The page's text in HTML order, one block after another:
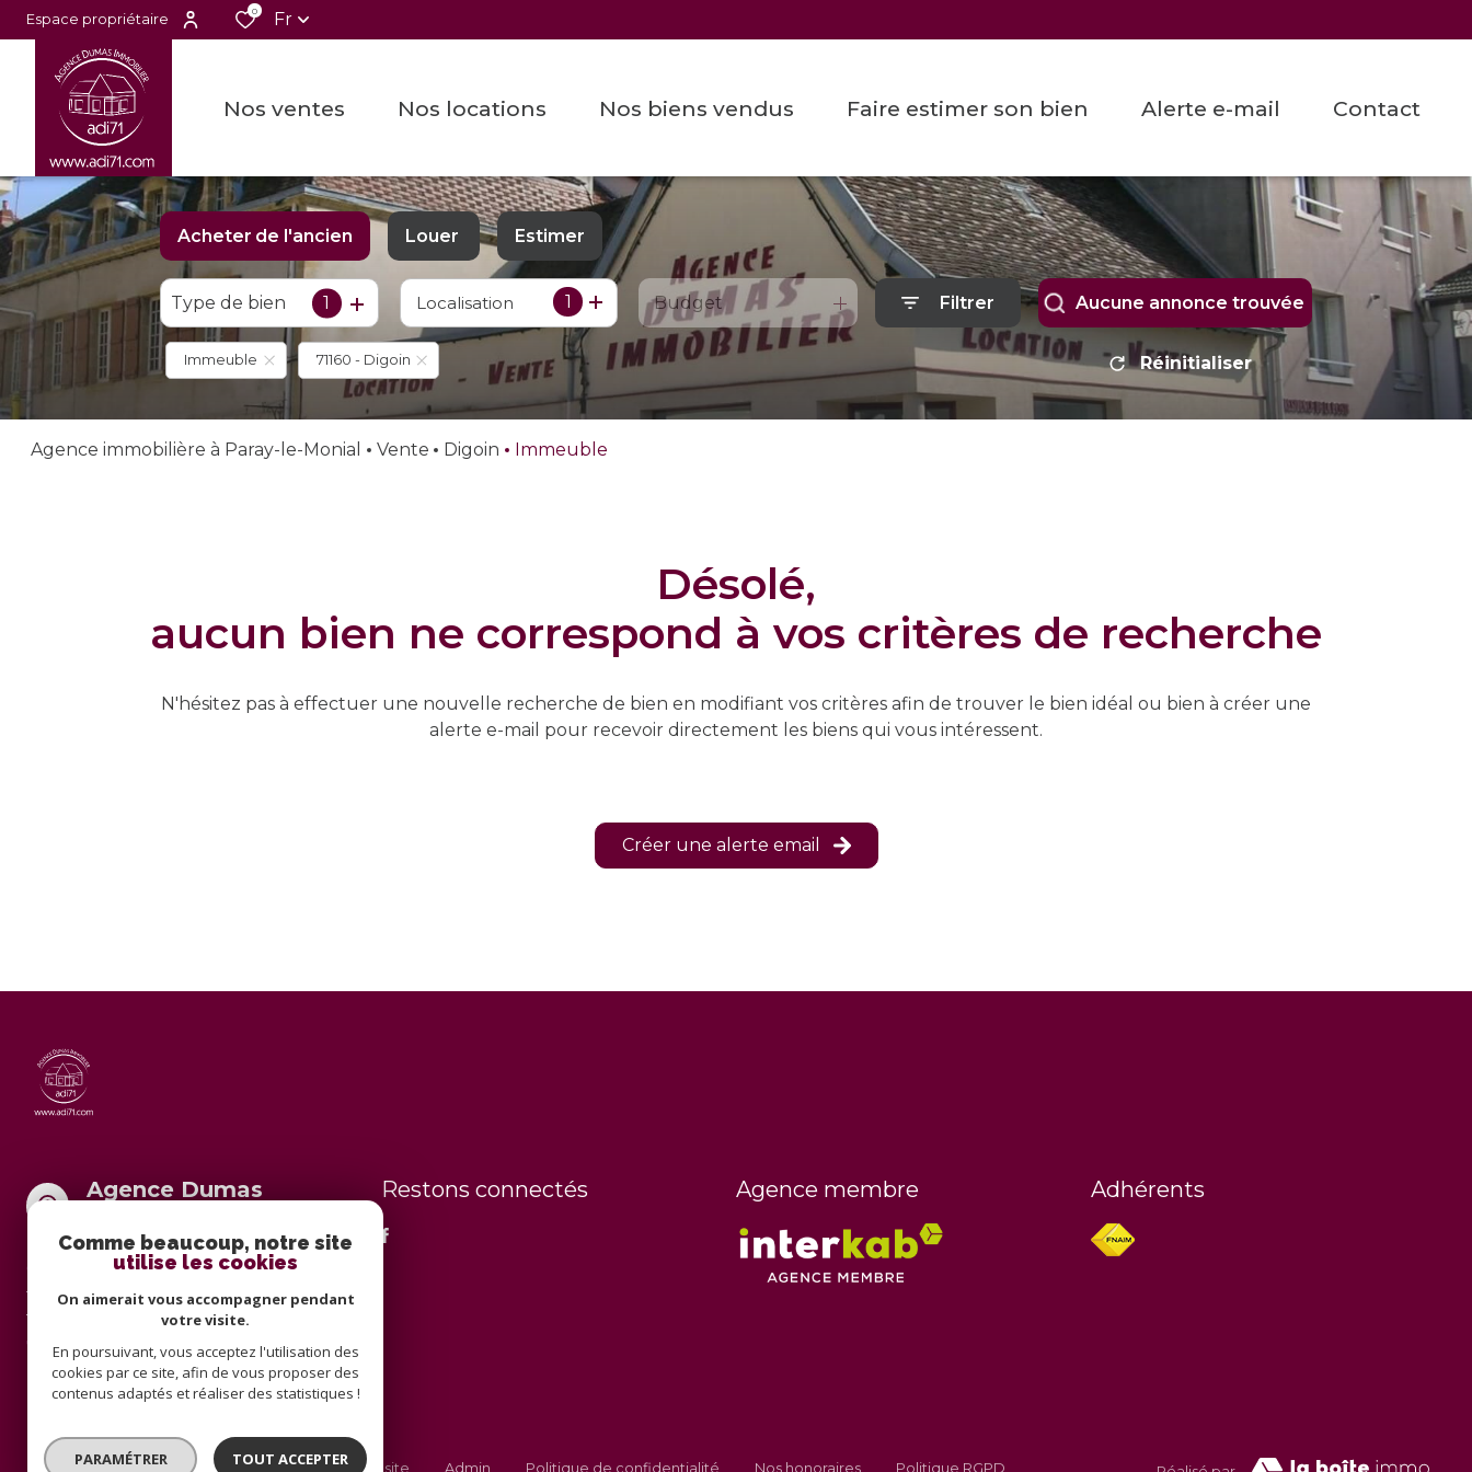
Espace propriétaire
0 Fr
nos ventes nos locations nos biens vendus faire estimer son bien alerte e-mail contact
Acheter de l'ancien
De l'ancien
Louer
à l'année
De l'immo pro
Estimer
Type de bien 1 1
Localisation Budget Filtrer Aucune annonce trouvée
Immeuble 71160 - Digoin Réinitialiser
Agence immobilière à Paray-le-Monial Vente Digoin Immeuble
désolé,
aucun bien ne correspond à vos critères de recherche
N'hésitez pas à effectuer une nouvelle recherche de bien en modifiant vos critères afin de trouver le bien idéal ou bien à créer une
alerte e-mail pour recevoir directement les biens qui vous intéressent.
Créer une alerte email
Agence Dumas
03 85 81 58 87
transaction@adi71.com
1A Rue de la poste
71600 Paray-le-Monial
Restons connectés Agence membre Adhérents
Nos partenaires Mentions légales Plan du site Admin Politique de confidentialité Nos honoraires Politique RGPD
Comme beaucoup, notre site
utilise les cookies
On aimerait vous accompagner pendant
votre visite.
En poursuivant, vous acceptez l'utilisation des
cookies par ce site, afin de vous proposer des
contenus adaptés et réaliser des statistiques !
PARAMÉTRER TOUT ACCEPTER